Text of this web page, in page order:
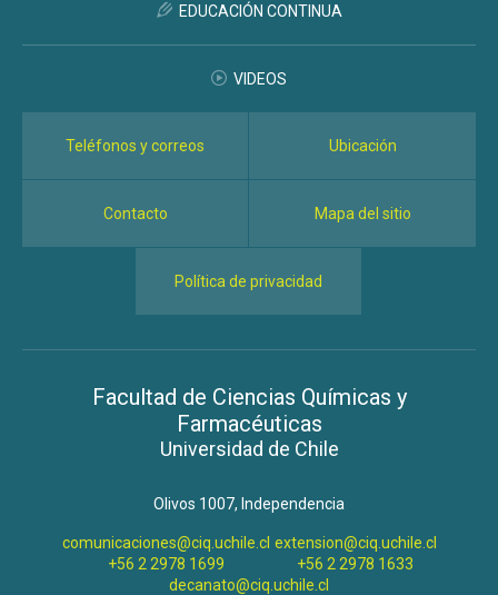
EDUCACIÓN CONTINUA
VIDEOS
Teléfonos y correos Ubicación
Contacto Mapa del sitio
Política de privacidad
Facultad de Ciencias Químicas y
Farmacéuticas
Universidad de Chile
Olivos 1007, Independencia
comunicaciones@ciq.uchile.cl
+56 2 2978 1699
extension@ciq.uchile.cl
+56 2 2978 1633
decanato@ciq.uchile.cl